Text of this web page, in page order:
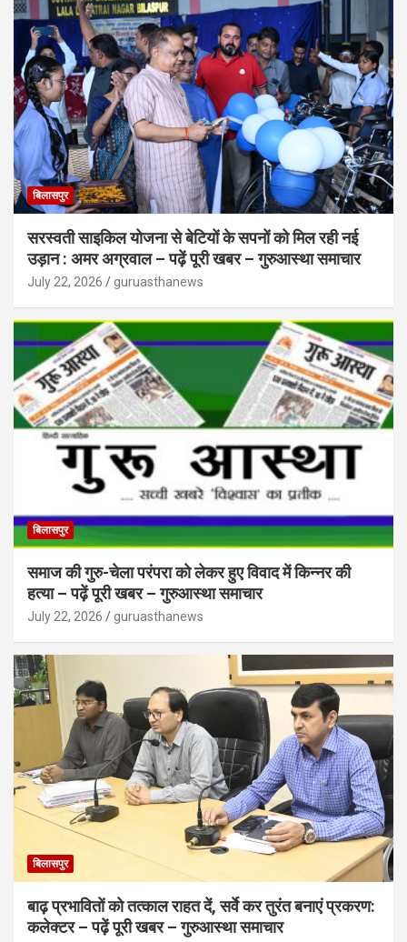
बिलासपुर
सरस्वती साइकिल योजना से बेटियों के सपनों को मिल रही नई
उड़ान : अमर अग्रवाल – पढ़ें पूरी खबर – गुरुआस्था समाचार
July 22, 2026 guruasthanews
बिलासपुर
समाज की गुरु-चेला परंपरा को लेकर हुए विवाद में किन्नर की
हत्या – पढ़ें पूरी खबर – गुरुआस्था समाचार
July 22, 2026 guruasthanews
बिलासपुर
बाढ़ प्रभावितों को तत्काल राहत दें, सर्वे कर तुरंत बनाएं प्रकरण:
कलेक्टर – पढ़ें पूरी खबर – गुरुआस्था समाचार